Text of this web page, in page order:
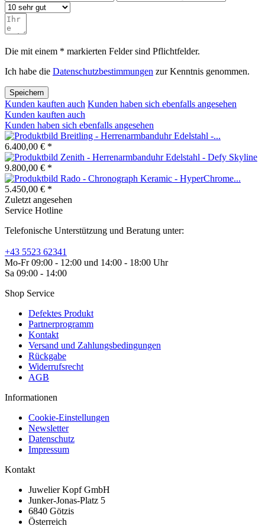
Die mit einem * markierten Felder sind Pflichtfelder.
Ich habe die Datenschutzbestimmungen zur Kenntnis genommen.
Speichern
Kunden kauften auch Kunden haben sich ebenfalls angesehen
Kunden kauften auch
Kunden haben sich ebenfalls angesehen
Breitling - Herrenarmbanduhr Edelstahl -...
6.400,00 € *
Zenith - Herrenarmbanduhr Edelstahl - Defy Skyline
9.800,00 € *
Rado - Chronograph Keramic - HyperChrome...
5.450,00 € *
Zuletzt angesehen
Service Hotline
Telefonische Unterstützung und Beratung unter:
+43 5523 62341
Mo-Fr 09:00 - 12:00 und 14:00 - 18:00 Uhr
Sa 09:00 - 14:00
Shop Service
Defektes Produkt
Partnerprogramm
Kontakt
Versand und Zahlungsbedingungen
Rückgabe
Widerrufsrecht
AGB
Informationen
Cookie-Einstellungen
Newsletter
Datenschutz
Impressum
Kontakt
Juwelier Kopf GmbH
Junker-Jonas-Platz 5
6840 Götzis
Österreich